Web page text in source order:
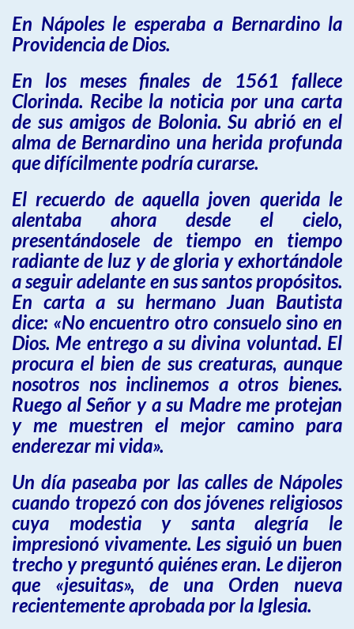
En Nápoles le esperaba a Bernardino la
Providencia de Dios.
En los meses finales de 1561 fallece
Clorinda. Recibe la noticia por una carta
de sus amigos de Bolonia. Su abrió en el
alma de Bernardino una herida profunda
que difícilmente podría curarse.
El recuerdo de aquella joven querida le
alentaba ahora desde el cielo,
presentándosele de tiempo en tiempo
radiante de luz y de gloria y exhortándole
a seguir adelante en sus santos propósitos.
En carta a su hermano Juan Bautista
dice: «No encuentro otro consuelo sino en
Dios. Me entrego a su divina voluntad. El
procura el bien de sus creaturas, aunque
nosotros nos inclinemos a otros bienes.
Ruego al Señor y a su Madre me protejan
y me muestren el mejor camino para
enderezar mi vida».
Un día paseaba por las calles de Nápoles
cuando tropezó con dos jóvenes religiosos
cuya modestia y santa alegría le
impresionó vivamente. Les siguió un buen
trecho y preguntó quiénes eran. Le dijeron
que «jesuitas», de una Orden nueva
recientemente aprobada por la Iglesia.